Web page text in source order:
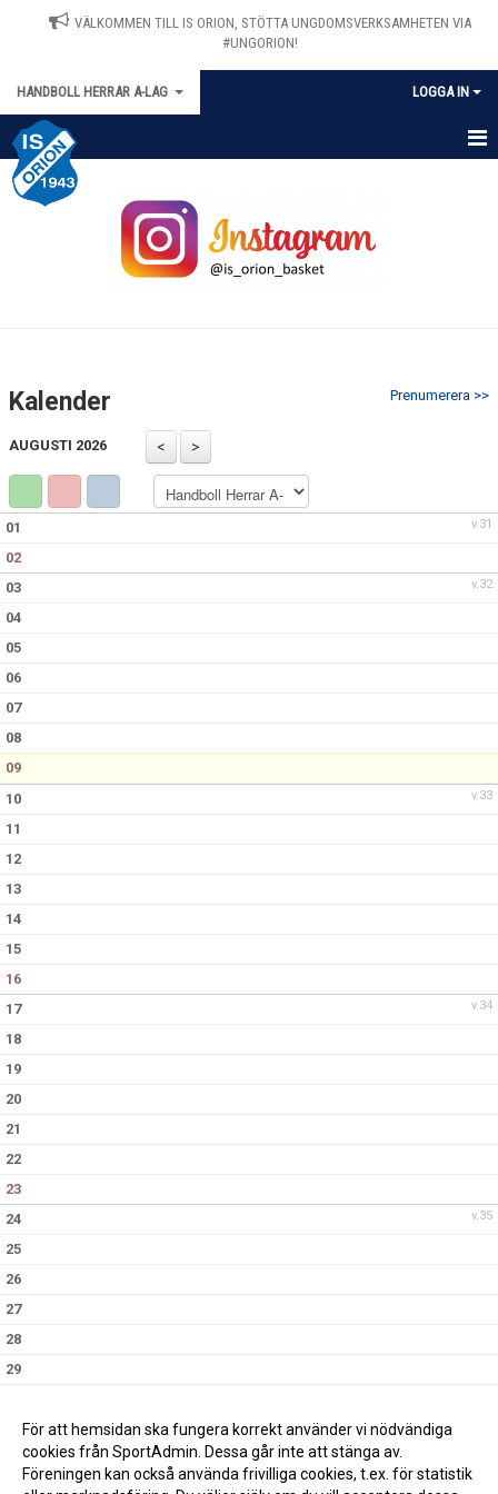
VÄLKOMMEN TILL IS ORION, STÖTTA UNGDOMSVERKSAMHETEN VIA
#UNGORION!
HANDBOLL HERRAR A-LAG LOGGA IN
HEM
KONTAKT
Prenumerera >>
Kalender
AUGUSTI 2026
v.31
01
02
v.32
03
04
05
06
07
08
09
v.33
10
11
12
13
14
15
16
v.34
17
18
19
20
21
22
23
v.35
24
25
26
27
28
29
19:30Träning, Falkenbergs Idrottshall
För att hemsidan ska fungera korrekt använder vi nödvändiga
cookies från SportAdmin. Dessa går inte att stänga av.
Föreningen kan också använda frivilliga cookies, t.ex. för statistik